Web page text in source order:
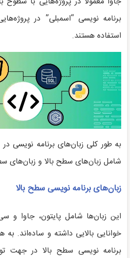
برنامه نویسی “اسمبلی” در
استفاده هستند.
به طور کلی زبان‌های برنامه نویسی
شامل زبان‌های سطح بالا و زبان‌های
زبان‌های برنامه نویسی سطح بالا
این زبان‌ها شامل پایتون، جاوا و
خوانایی بالایی داشته و ساده‌اند. به
برنامه نویسی سطح بالا در جهت